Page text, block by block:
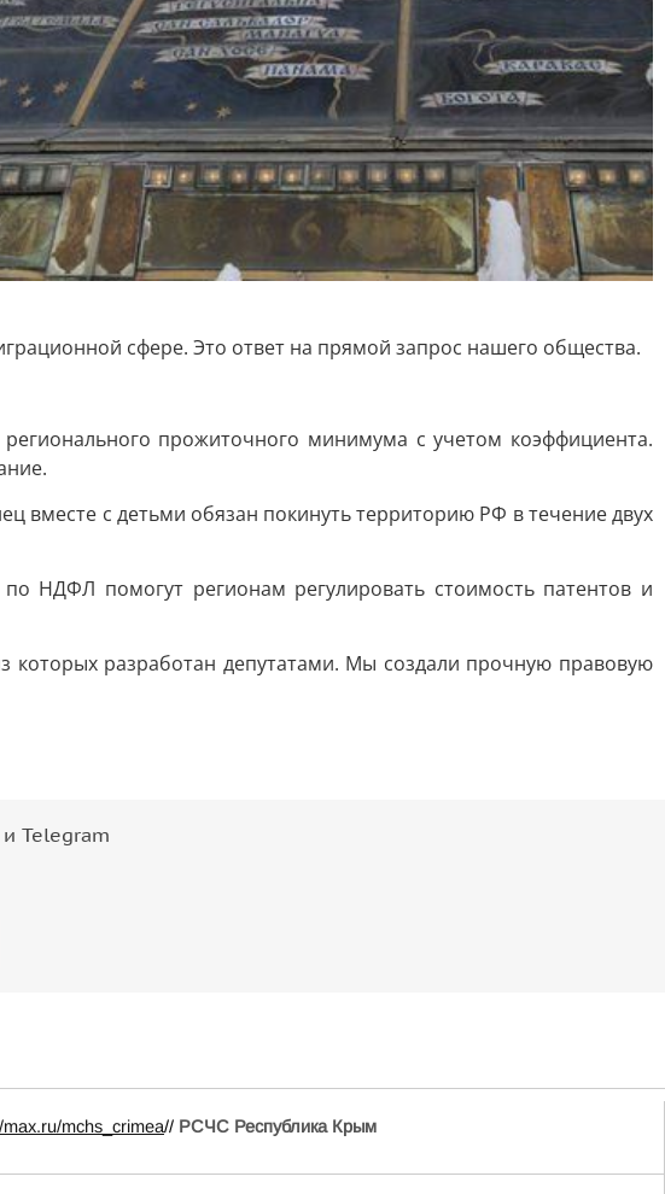
сфере. Это ответ на прямой запрос нашего общества.
прожиточного минимума с учетом коэффициента.
вместе с детьми обязан покинуть территорию РФ в течение двух
НДФЛ помогут регионам регулировать стоимость патентов и
которых разработан депутатами. Мы создали прочную правовую
Telegram
max.ru/mchs_crimea// РСЧС Республика Крым